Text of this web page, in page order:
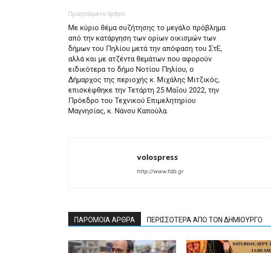
Προηγούμενο άρθρο
Με κύριο θέμα συζήτησης το μεγάλο πρόβλημα
από την κατάργηση των ορίων οικισμών των
δήμων του Πηλίου μετά την απόφαση του ΣτΕ,
αλλά και με ατζέντα θεμάτων που αφορούν
ειδικότερα το δήμο Νοτίου Πηλίου, ο
Δήμαρχος της περιοχής κ. Μιχάλης Μιτζικός,
επισκέφθηκε την Τετάρτη 25 Μαΐου 2022, την
Πρόεδρο του Τεχνικού Επιμελητηρίου
Μαγνησίας, κ. Νάνσυ Καπούλα.
volospress
http://www.fdb.gr
ΠΑΡΟΜΟΙΑ ΑΡΘΡΑ ΠΕΡΙΣΣΟΤΕΡΑ ΑΠΟ ΤΟΝ ΔΗΜΙΟΥΡΓΟ